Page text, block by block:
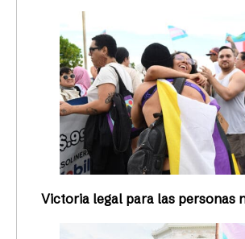
Victoria legal para las personas